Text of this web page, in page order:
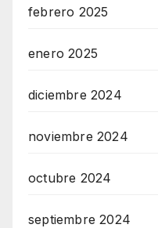
febrero 2025
enero 2025
diciembre 2024
noviembre 2024
octubre 2024
septiembre 2024